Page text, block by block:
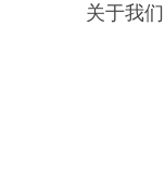
关于我们